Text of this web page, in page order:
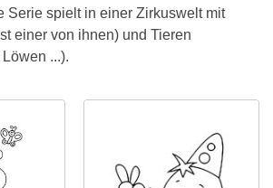
Serie spielt in einer Zirkuswelt mit
einer von ihnen) und Tieren
...).